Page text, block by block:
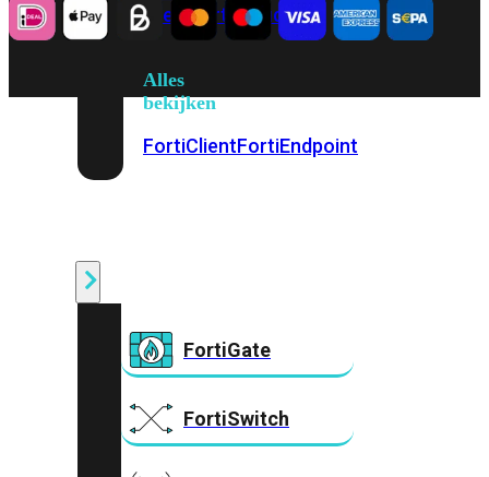
PremFortiCloud
Alles
bekijken
FortiClientFortiEndpoint
FortiGate
FortiSwitch